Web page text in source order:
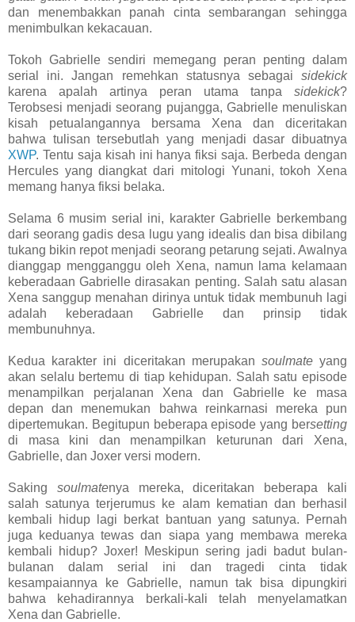
dan menembakkan panah cinta sembarangan sehingga
menimbulkan kekacauan.
Tokoh Gabrielle sendiri memegang peran penting dalam
serial ini. Jangan remehkan statusnya sebagai sidekick
karena apalah artinya peran utama tanpa sidekick?
Terobsesi menjadi seorang pujangga, Gabrielle menuliskan
kisah petualangannya bersama Xena dan diceritakan
bahwa tulisan tersebutlah yang menjadi dasar dibuatnya
XWP. Tentu saja kisah ini hanya fiksi saja. Berbeda dengan
Hercules yang diangkat dari mitologi Yunani, tokoh Xena
memang hanya fiksi belaka.
Selama 6 musim serial ini, karakter Gabrielle berkembang
dari seorang gadis desa lugu yang idealis dan bisa dibilang
tukang bikin repot menjadi seorang petarung sejati. Awalnya
dianggap mengganggu oleh Xena, namun lama kelamaan
keberadaan Gabrielle dirasakan penting. Salah satu alasan
Xena sanggup menahan dirinya untuk tidak membunuh lagi
adalah keberadaan Gabrielle dan prinsip tidak
membunuhnya.
Kedua karakter ini diceritakan merupakan soulmateyang
akan selalu bertemu di tiap kehidupan. Salah satu episode
menampilkan perjalanan Xena dan Gabrielle ke masa
depan dan menemukan bahwa reinkarnasi mereka pun
dipertemukan. Begitupun beberapa episode yang bersetting
di masa kini dan menampilkan keturunan dari Xena,
Gabrielle, dan Joxer versi modern.
Saking soulmatenya mereka, diceritakan beberapa kali
salah satunya terjerumus ke alam kematian dan berhasil
kembali hidup lagi berkat bantuan yang satunya. Pernah
juga keduanya tewas dan siapa yang membawa mereka
kembali hidup? Joxer! Meskipun sering jadi badut bulan-
bulanan dalam serial ini dan tragedi cinta tidak
kesampaiannya ke Gabrielle, namun tak bisa dipungkiri
bahwa kehadirannya berkali-kali telah menyelamatkan
Xena dan Gabrielle.